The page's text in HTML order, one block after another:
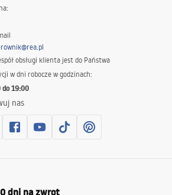
obsługi klienta jest do Państwa
w dni robocze w godzinach:
do 19:00
nas
dni na zwrot